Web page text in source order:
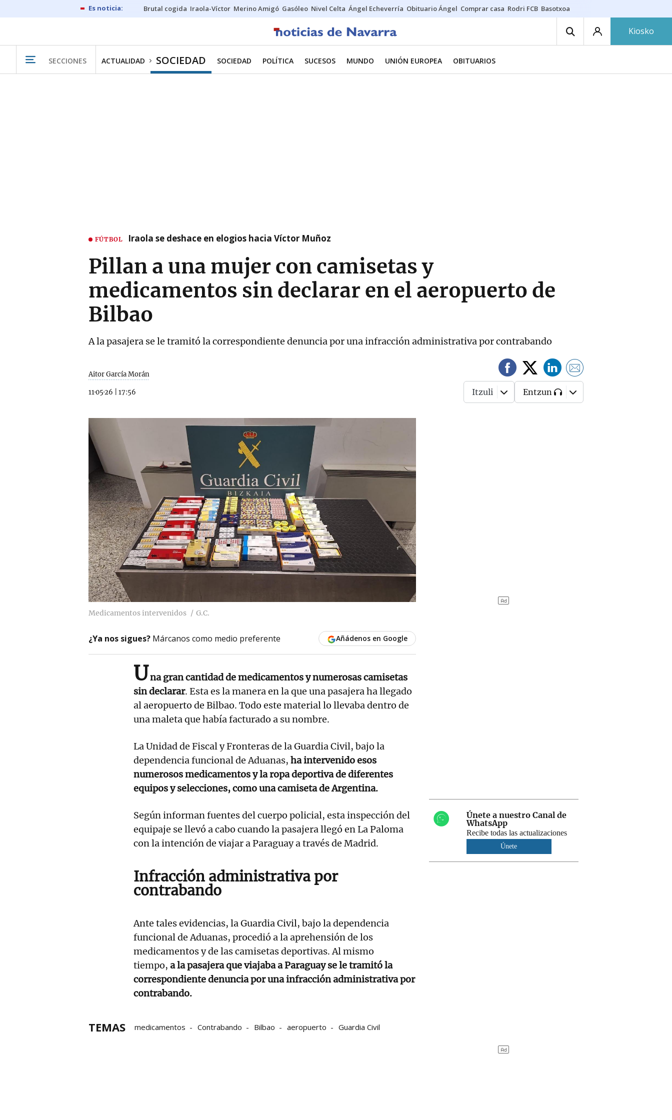
Brutal cogida Iraola-Víctor Merino Amigó Gasóleo Nivel Celta Ángel Echeverría Obituario Ángel Comprar casa Rodri FCB Basotxoa
Kiosko
SECCIONES ACTUALIDAD SOCIEDAD SOCIEDAD POLÍTICA SUCESOS MUNDO UNIÓN EUROPEA OBITUARIOS
FÚTBOL Iraola se deshace en elogios hacia Víctor Muñoz
Pillan a una mujer con camisetas y
medicamentos sin declarar en el aeropuerto de
Bilbao
A la pasajera se le tramitó la correspondiente denuncia por una infracción administrativa por contrabando
Aitor García Morán
11·05·26 17:56 Itzuli Entzun
Medicamentos intervenidos G.C.
¿Ya nos sigues? Márcanos como medio preferente Añádenos en Google
Una gran cantidad de medicamentos y numerosas camisetas
sin declarar. Esta es la manera en la que una pasajera ha llegado
al aeropuerto de Bilbao. Todo este material lo llevaba dentro de
una maleta que había facturado a su nombre.
La Unidad de Fiscal y Fronteras de la Guardia Civil, bajo la
dependencia funcional de Aduanas, ha intervenido esos
numerosos medicamentos y la ropa deportiva de diferentes
equipos y selecciones, como una camiseta de Argentina.
Según informan fuentes del cuerpo policial, esta inspección del
equipaje se llevó a cabo cuando la pasajera llegó en La Paloma
con la intención de viajar a Paraguay a través de Madrid.
Infracción administrativa por
contrabando
Ante tales evidencias, la Guardia Civil, bajo la dependencia
funcional de Aduanas, procedió a la aprehensión de los
medicamentos y de las camisetas deportivas. Al mismo
tiempo, a la pasajera que viajaba a Paraguay se le tramitó la
correspondiente denuncia por una infracción administrativa por
contrabando.
TEMAS medicamentos Contrabando Bilbao aeropuerto Guardia Civil
Únete a nuestro Canal de
WhatsApp
Recibe todas las actualizaciones
Únete